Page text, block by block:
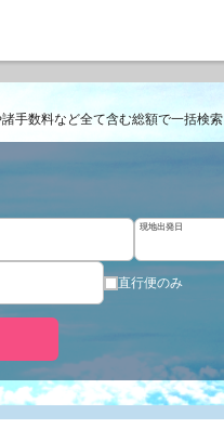
手数料など全て含む総額で一括検索
現地出発日
直行便のみ